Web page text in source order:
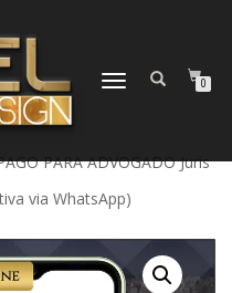
ALTERNAR
0
PARA ADVOGADO Juris
via WhatsApp)